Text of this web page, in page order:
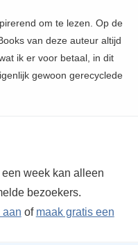
om te lezen. Op de
van deze auteur altijd
ik er voor betaal, in dit
gewoon gerecyclede
week kan alleen
bezoekers.
aan of maak gratis een